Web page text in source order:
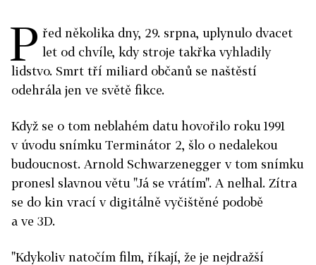
P řed několika dny, 29. srpna, uplynulo dvacet
let od chvíle, kdy stroje takřka vyhladily
lidstvo. Smrt tří miliard občanů se naštěstí
odehrála jen ve světě fikce.
Když se o tom neblahém datu hovořilo roku 1991
v úvodu snímku Terminátor 2, šlo o nedalekou
budoucnost. Arnold Schwarzenegger v tom snímku
pronesl slavnou větu "Já se vrátím". A nelhal. Zítra
se do kin vrací v digitálně vyčištěné podobě
a ve 3D.
"Kdykoliv natočím film, říkají, že je nejdražší